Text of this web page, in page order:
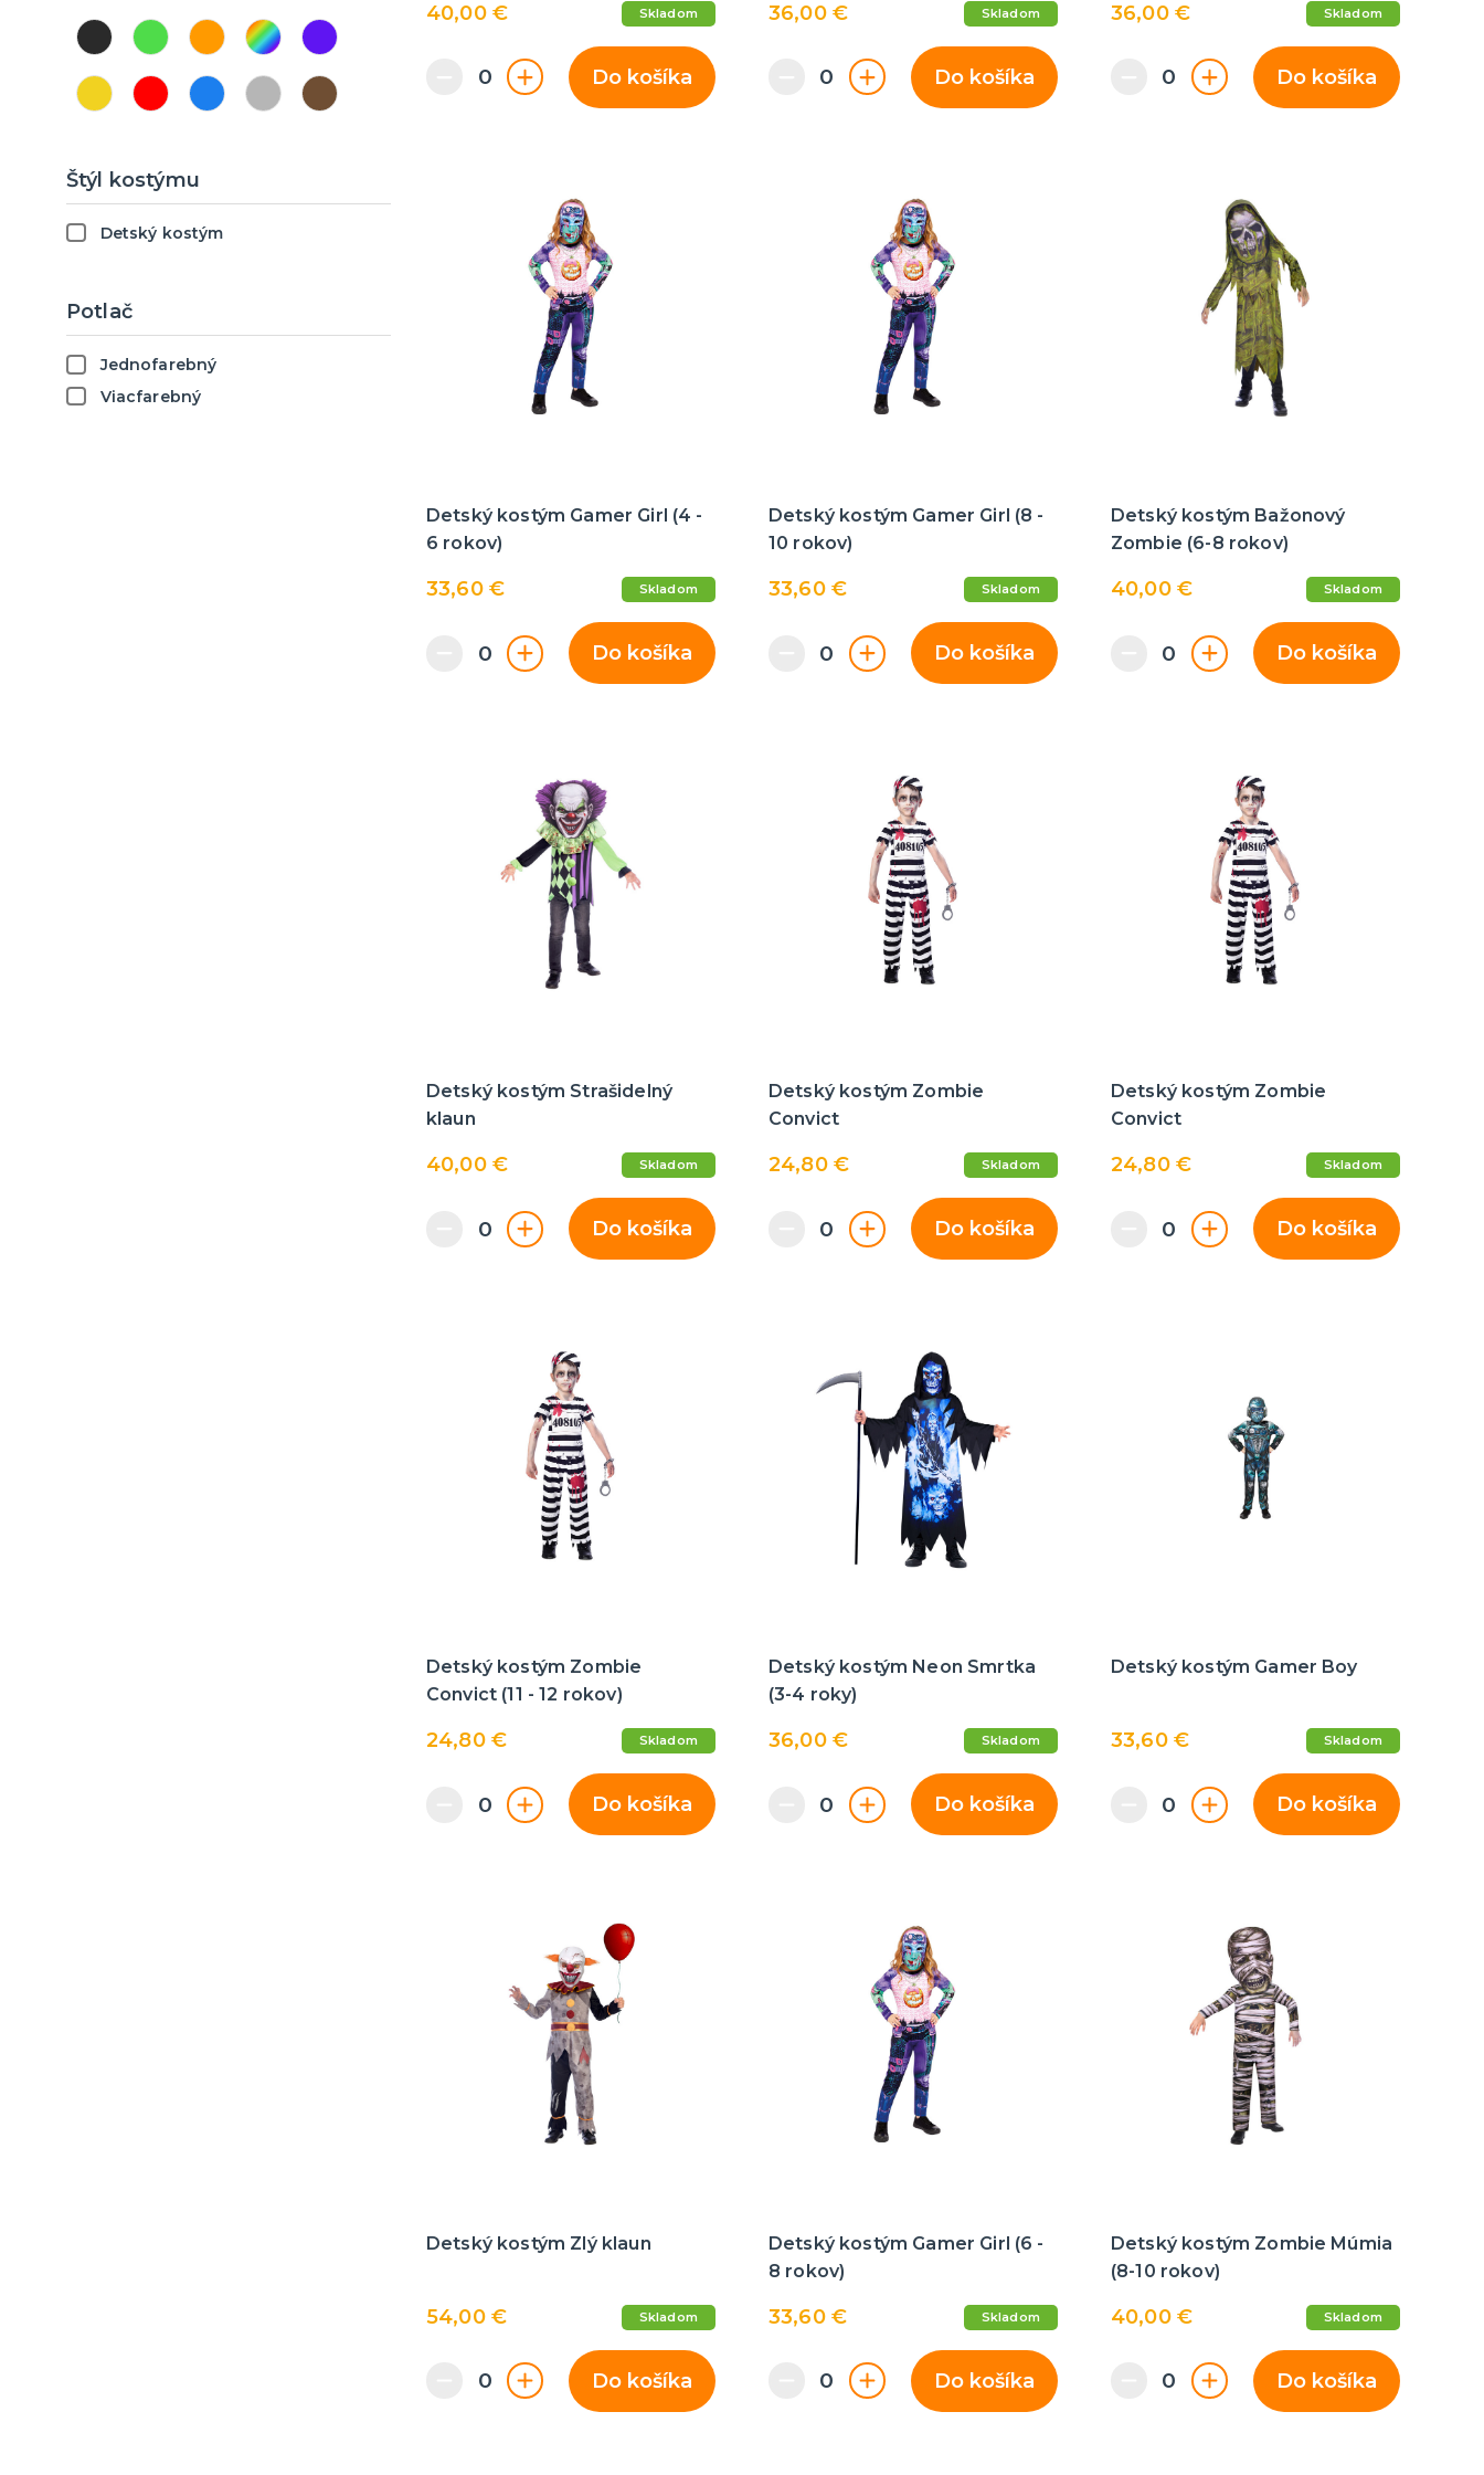
Morphsuits - farebná
kombinéza
Štýl kostýmu
Detský kostým
Potlač
Jednofarebný
Viacfarebný
40,00 € Skladom
Do košíka
36,00 € Skladom
Do košíka
36,00 € Skladom
Do košíka
Detský kostým Gamer Girl (4 -
6 rokov)
33,60 € Skladom
Do košíka
Detský kostým Gamer Girl (8 -
10 rokov)
33,60 € Skladom
Do košíka
Detský kostým Bažonový
Zombie (6-8 rokov)
40,00 € Skladom
Do košíka
Detský kostým Strašidelný
klaun
40,00 € Skladom
Do košíka
Detský kostým Zombie
Convict
24,80 € Skladom
Do košíka
Detský kostým Zombie
Convict
24,80 € Skladom
Do košíka
Detský kostým Zombie
Convict (11 - 12 rokov)
24,80 € Skladom
Do košíka
Detský kostým Neon Smrtka
(3-4 roky)
36,00 € Skladom
Do košíka
Detský kostým Gamer Boy
33,60 € Skladom
Do košíka
Detský kostým Zlý klaun
54,00 € Skladom
Do košíka
Detský kostým Gamer Girl (6 -
8 rokov)
33,60 € Skladom
Do košíka
Detský kostým Zombie Múmia
(8-10 rokov)
40,00 € Skladom
Do košíka